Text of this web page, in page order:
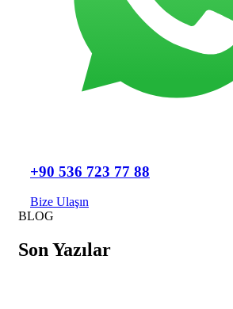
+90 536 723 77 88
Bize Ulaşın
BLOG
Son Yazılar